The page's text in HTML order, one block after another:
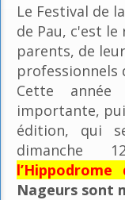
Le Festival de
de Pau, c'est le
parents, de
professionnels
Cette
importante,
édition, qui
dimanche
l’Hippodrome
Nageurs sont